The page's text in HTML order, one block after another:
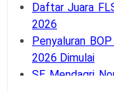
Daftar Juara
2026
Penyaluran
2026 Dimulai
SE Mendagri